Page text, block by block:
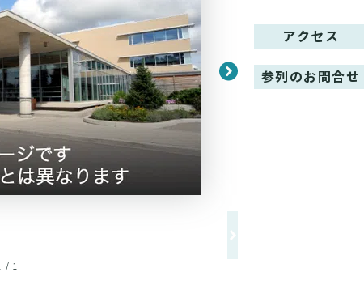
/ 1
アクセス
参列のお問合せ